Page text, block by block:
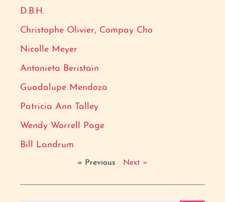
D.B.H.
Christophe Olivier, Compay Cho
Nicolle Meyer
Antonieta Beristain
Guadalupe Mendoza
Patricia Ann Talley
Wendy Worrell Page
Bill Landrum
« Previous Next »